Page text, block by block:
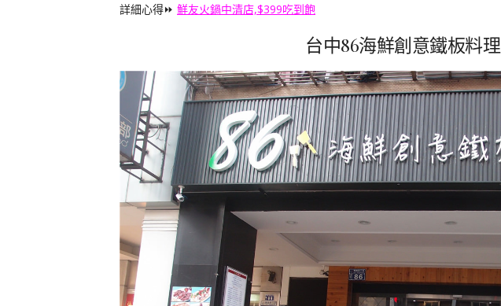
詳細心得⏩ 鮮友火鍋中清店,$399吃到飽
台中86海鮮創意鐵板料理